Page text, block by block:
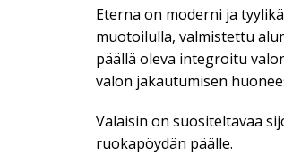
Eterna on moderni ja
muotoilulla, valmistettu
päällä oleva integroitu
valon jakautumisen
Valaisin on suositeltavaa
ruokapöydän päälle.